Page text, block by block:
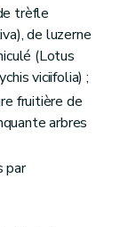
trèfle
de luzerne
(Lotus
viciifolia) ;
fruitière de
arbres
par